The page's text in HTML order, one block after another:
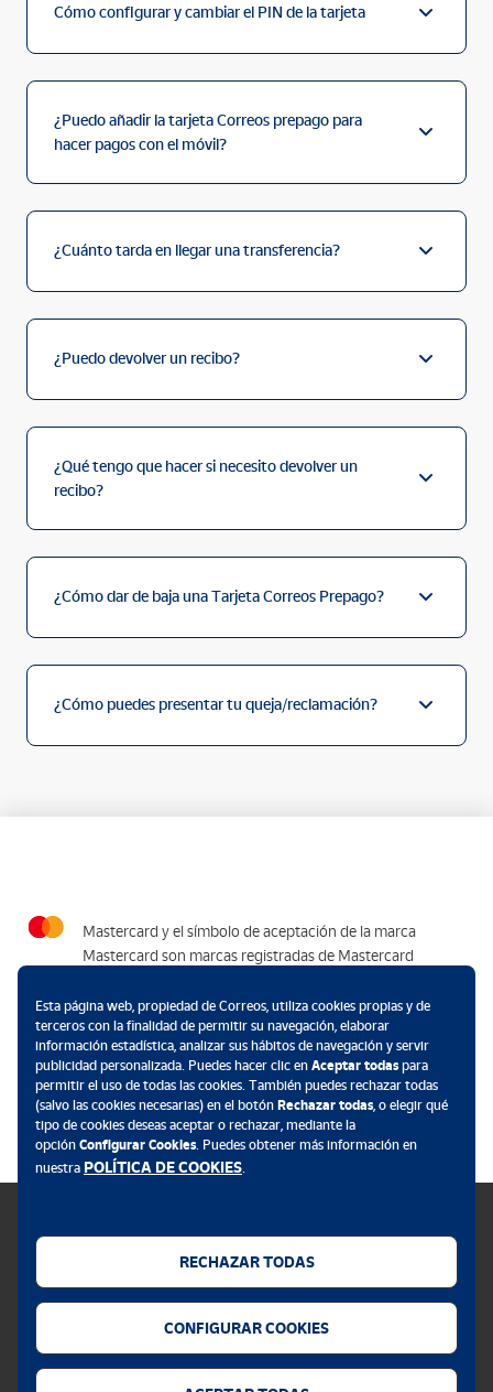
Cómo configurar y cambiar el PIN de la tarjeta
¿Puedo añadir la tarjeta Correos prepago para
hacer pagos con el móvil?
¿Cuánto tarda en llegar una transferencia?
¿Puedo devolver un recibo?
¿Qué tengo que hacer si necesito devolver un
recibo?
¿Cómo dar de baja una Tarjeta Correos Prepago?
¿Cómo puedes presentar tu queja/reclamación?
Mastercard y el símbolo de aceptación de la marca
Mastercard son marcas registradas de Mastercard
Bnext Electronic Issuer, E.D.E., S.L. emite su Tarjeta
Correos Prepago Mastercard® conforme a una licencia de
Mastercard®, estando registrada y autorizada por el
Banco de España con número de licencia 6717.
Política de cookies
Privacidad web
Esta página web, propiedad de Correos, utiliza cookies propias y de
terceros con la finalidad de permitir su navegación, elaborar
información estadística, analizar sus hábitos de navegación y servir
publicidad personalizada. Puedes hacer clic en Aceptar todaspara
permitir el uso de todas las cookies. También puedes rechazar todas
(salvo las cookies necesarias) en el botón Rechazar todas, o elegir qué
tipo de cookies deseas aceptar o rechazar, mediante la
opción Configurar Cookies. Puedes obtener más información en
nuestra POLÍTICA DE COOKIES.
RECHAZAR TODAS
CONFIGURAR COOKIES